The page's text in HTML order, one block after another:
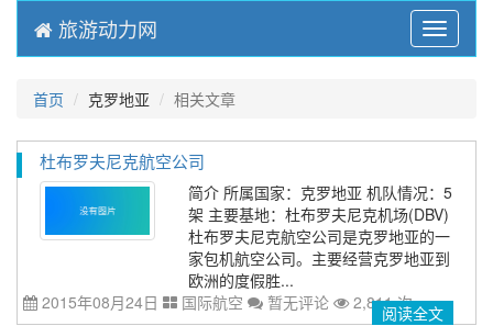
Menu
旅游动力网
首页 克罗地亚 相关文章
杜布罗夫尼克航空公司
简介 所属国家：克罗地亚 机队情况：5
架 主要基地：杜布罗夫尼克机场(DBV)
杜布罗夫尼克航空公司是克罗地亚的一
家包机航空公司。主要经营克罗地亚到
欧洲的度假胜...
2015年08月24日
国际航空 暂无评论 2,811 次阅读全文